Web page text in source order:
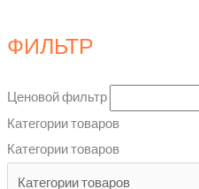
ФИЛЬТР
Ценовой фильтр
Категории товаров
Категории товаров